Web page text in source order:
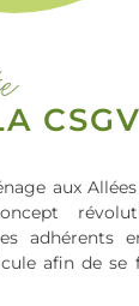
CSGV
aux
adhérents
afin de se